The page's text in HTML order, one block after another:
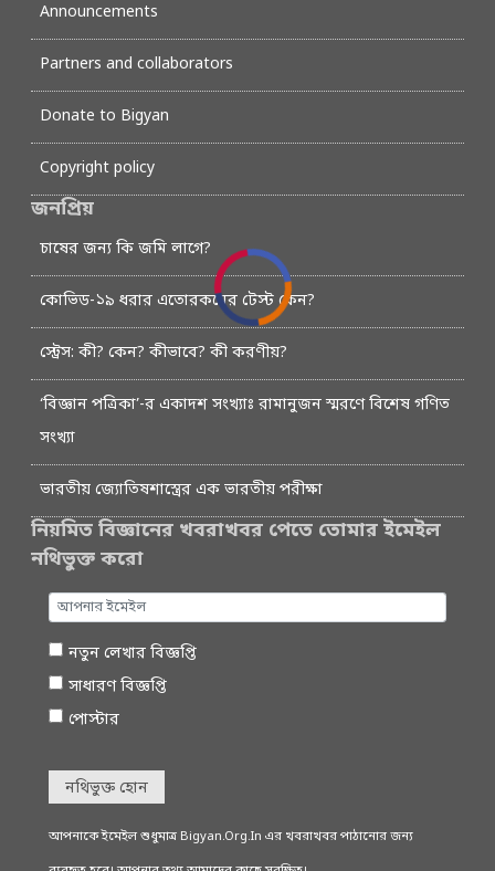
Announcements
Partners and collaborators
Donate to Bigyan
Copyright policy
জনপ্রিয়
চাষের জন্য কি জমি লাগে?
কোভিড-১৯ ধরার এতোরকমের টেস্ট কেন?
স্ট্রেস: কী? কেন? কীভাবে? কী করণীয়?
‘বিজ্ঞান পত্রিকা’-র একাদশ সংখ্যাঃ রামানুজন স্মরণে বিশেষ গণিত
সংখ্যা
ভারতীয় জ্যোতিষশাস্ত্রের এক ভারতীয় পরীক্ষা
নিয়মিত বিজ্ঞানের খবরাখবর পেতে তোমার ইমেইল
নথিভুক্ত করো
নতুন লেখার বিজ্ঞপ্তি
সাধারণ বিজ্ঞপ্তি
পোস্টার
নথিভুক্ত হোন
আপনাকে ইমেইল শুধুমাত্র Bigyan.Org.In এর খবরাখবর পাঠানোর জন্য